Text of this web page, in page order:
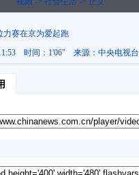
力赛在京为爱起跑
时间： 1'06" 来源： 中央电视台